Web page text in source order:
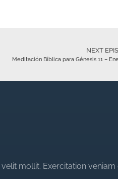
NEXT
Meditación Bíblica para Génesis 11 –
mollit. Exercitation